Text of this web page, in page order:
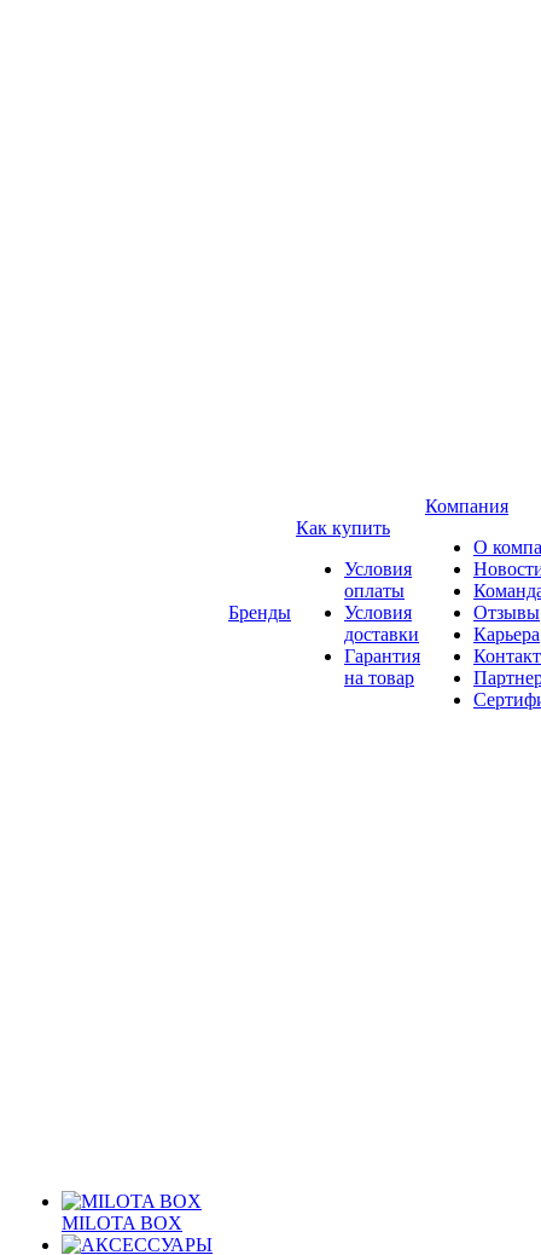
MILOTA BOX
Бренды
Как купить
Условия
оплаты
Условия
доставки
Гарантия
на товар
Компания
О
Отзывы
Карьера